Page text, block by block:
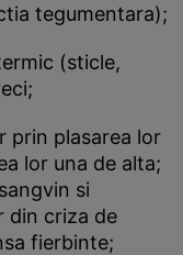
tegumentara);
(sticle,
prin plasarea lor
lor una de alta;
si
din criza de
fierbinte;